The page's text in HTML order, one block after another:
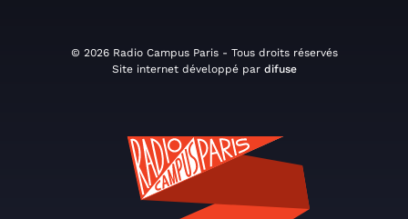
© 2026 Radio Campus Paris - Tous droits réservés
Site internet développé par difuse